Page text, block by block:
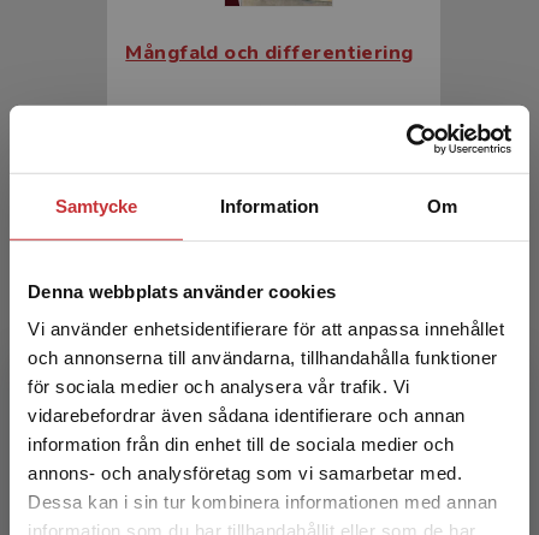
Samtycke Information Om
Denna webbplats använder cookies
Vi använder enhetsidentifierare för att anpassa innehållet
och annonserna till användarna, tillhandahålla funktioner
för sociala medier och analysera vår trafik. Vi
vidarebefordrar även sådana identifierare och annan
information från din enhet till de sociala medier och
annons- och analysföretag som vi samarbetar med.
Dessa kan i sin tur kombinera informationen med annan
information som du har tillhandahållit eller som de har
Begränsad fraktregion
Mångfald och differentiering
Barow, Thomas (red.)
Exkl. moms: 337 kr
Mångfald och differentiering
Barow, Thomas (red.)